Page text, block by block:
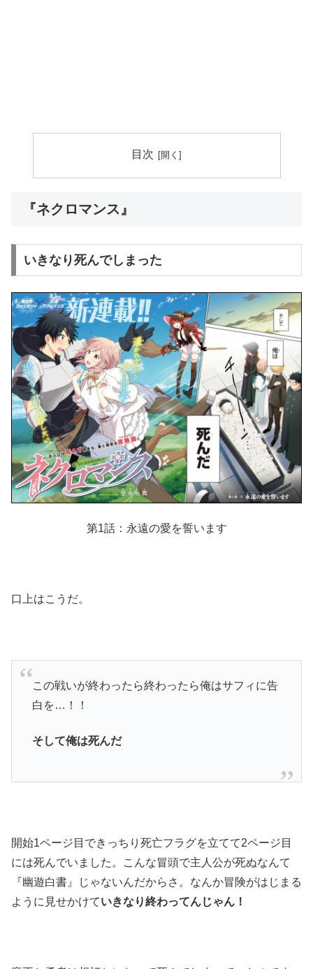
目次
『ネクロマンス』
いきなり死んでしまった
第1話：永遠の愛を誓います
口上はこうだ。
この戦いが終わったら終わったら俺はサフィに告
白を…！！
そして俺は死んだ
開始1ページ目できっちり死亡フラグを立てて2ページ目
には死んでいました。こんな冒頭で主人公が死ぬなんて
『幽遊白書』じゃないんだからさ。なんか冒険がはじまる
ように見せかけていきなり終わってんじゃん！